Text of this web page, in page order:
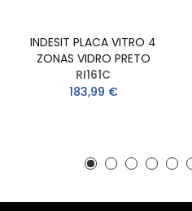
INDESIT PLACA VITRO 4
ZONAS VIDRO PRETO
RI161C
183,99 €